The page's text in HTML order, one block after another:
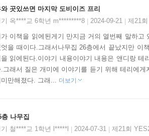
. 하지만 뽁뽁이 감독관이 그보다 소중히
건물이 무너지거나 배가 가라앉거나 비
또 따지지 않기 때문에 현실에서는 위
센트 안전하다. 옮긴이의 말처럼, 《65층
뉴스 속보를 말씀드립니다!
’에서는 나무 집에서 일어나는 모든 소식
하는 독자들을 위해 아예 대놓고 방송을
와 곳있쓰면 마지막 도비이즈 프리
기 옥****교 6학년 m*********8
2024-09-21 제21
가 이책을 읽에된게기 만지금 거의 열번째 말하
엇을 때이다.그래서나무집 26층에서 끝났지만
을 읽에된다.이야기 내용이야기 내용은 앤디랑
.그래서 질은 개미에 이야기를 듣기 위해 테리에
만해졌다. 그래... 더보기
층 나무집
기 철****교 1학년 l*****l
2024-07-31 제21회